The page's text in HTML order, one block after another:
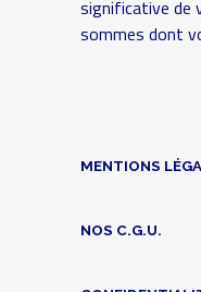
significative de
sommes dont
MENTIONS
NOS C.G.U.